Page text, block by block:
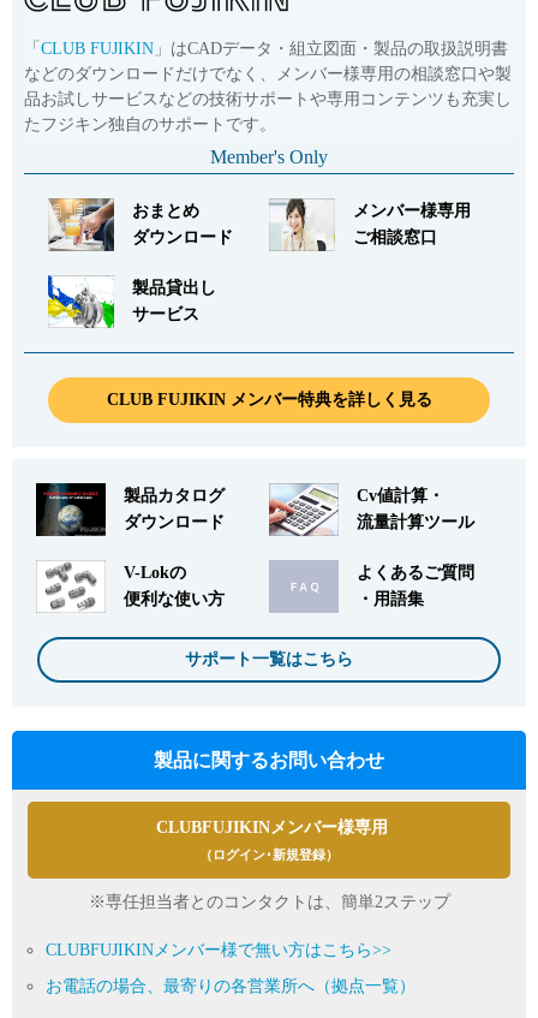
「 CLUB FUJIKIN 」はCADデータ・組立図面・製品の取扱説明書
などのダウンロードだけでなく、メンバー様専用の相談窓口や製
品お試しサービスなどの技術サポートや専用コンテンツも充実し
たフジキン独自のサポートです。
Member's Only
おまとめ
ダウンロード
メンバー様専用
ご相談窓口
製品貸出し
サービス
CLUB FUJIKIN メンバー特典を詳しく見る
製品カタログ
ダウンロード
Cv値計算・
流量計算ツール
V-Lokの
便利な使い方
よくあるご質問
・用語集
サポート一覧はこちら
製品に関するお問い合わせ
CLUBFUJIKINメンバー様専用
（ログイン･新規登録）
※専任担当者とのコンタクトは、簡単2ステップ
CLUBFUJIKINメンバー様で無い方はこちら>>
お電話の場合、最寄りの各営業所へ（拠点一覧）